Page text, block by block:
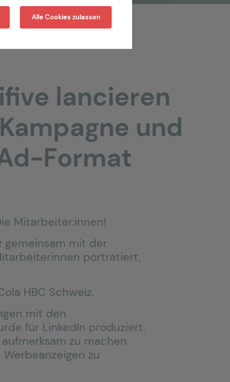
Alle Cookies zulassen
lancieren
und
Format
Mitarbeiter:innen!
gemeinsam mit der
porträtiert,
HBC Schweiz.
mit den
für LinkedIn produziert.
zu machen.
zu